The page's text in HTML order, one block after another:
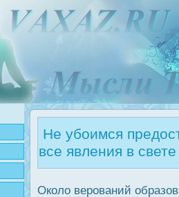
Не убоимся
все явления в
Около верοваний